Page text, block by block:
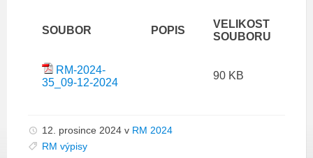
SOUBOR POPIS
VELIKOST
SOUBORU
RM-2024-
35_09-12-2024
90 KB
12. prosince 2024 v RM 2024
RM výpisy